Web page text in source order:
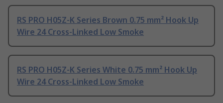
RS PRO H05Z-K Series Brown 0.75 mm² Hook Up
Wire 24 Cross-Linked Low Smoke
RS PRO H05Z-K Series White 0.75 mm² Hook Up
Wire 24 Cross-Linked Low Smoke